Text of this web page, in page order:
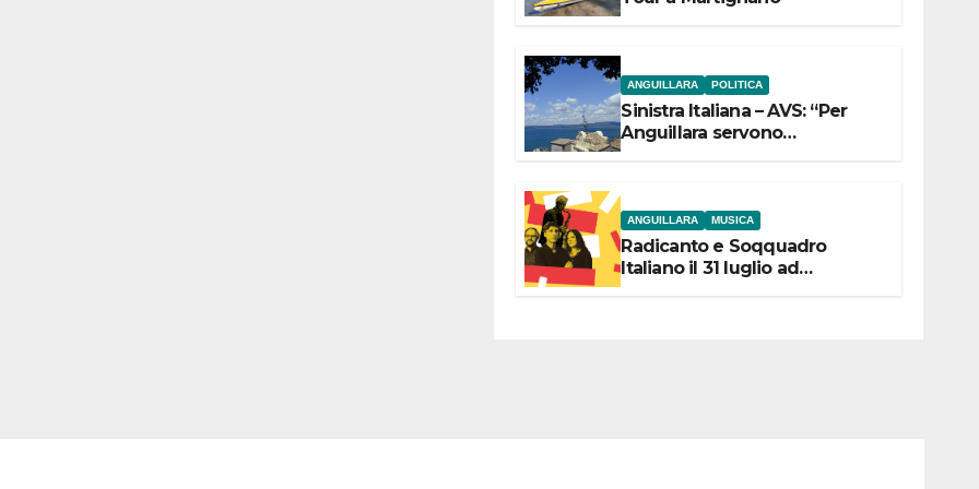
ANGUILLARA POLITICA
Sinistra Italiana – AVS: “Per
Anguillara servono
ANGUILLARA MUSICA
Radicanto e Soqquadro
Italiano il 31 luglio ad